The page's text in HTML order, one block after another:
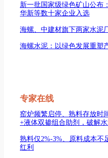
新一批国家级绿色矿山公布
华新等数十家企业入选
海螺、中建材旗下两家水泥
海螺水泥：以绿色发展重塑
专家在线
窑炉频繁启停、熟料存放时
+液体双掺组合助剂，破解
熟料仅2%-3%、原料成本不
红利